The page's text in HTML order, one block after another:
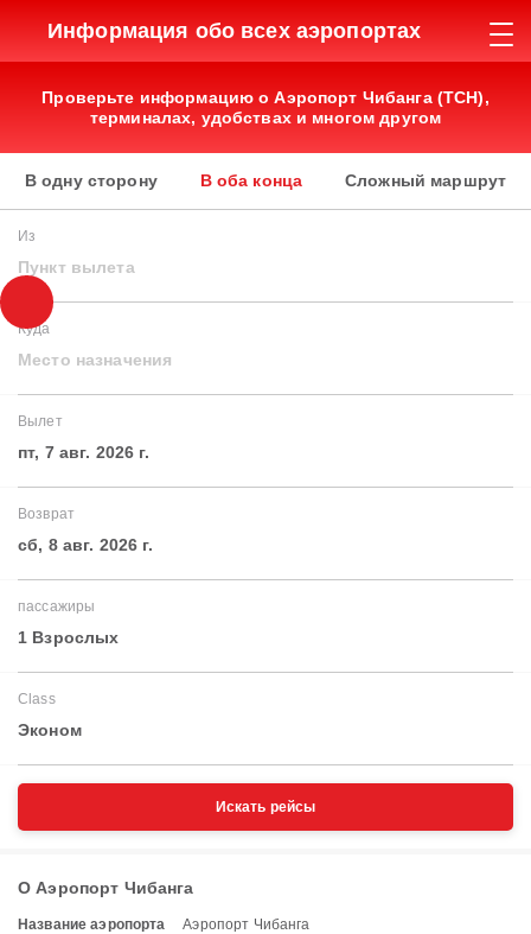
Информация обо всех аэропортах
Проверьте информацию о Аэропорт Чибанга (TCH),
терминалах, удобствах и многом другом
В одну сторону В оба конца Сложный маршрут
Из
Пункт вылета
Куда
Место назначения
Вылет
пт, 7 авг. 2026 г.
Возврат
сб, 8 авг. 2026 г.
пассажиры
1 Взрослых
Class
Эконом
Искать рейсы
О Аэропорт Чибанга
Название аэропорта Аэропорт Чибанга